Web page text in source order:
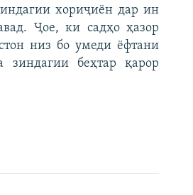
хориҷиён дар ин
Ҷое, ки садҳо ҳазор
низ бо умеди ёфтани
беҳтар қарор